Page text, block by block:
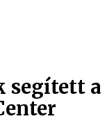
segített a